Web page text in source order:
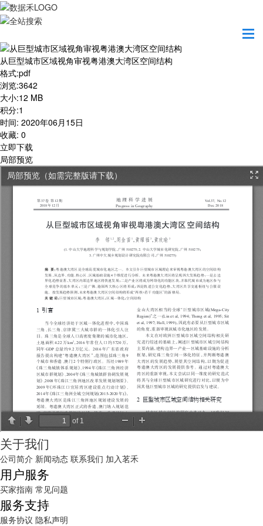
从巨型城市区域视角审视粤港澳大湾区空间结构
从巨型城市区域视角审视粤港澳大湾区空间结构
格式:pdf
浏览:3642
大小:12 MB
积分:1
时间: 2020年06月15日
收藏: 0
立即下载
局部预览
关于我们
公司简介 新闻动态 联系我们 加入茗禾
用户服务
买家指南 常见问题
服务支持
服务协议 隐私声明